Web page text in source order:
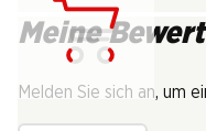
Meine
Melden Sie sich an, um